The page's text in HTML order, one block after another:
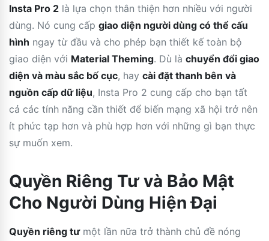
Insta Pro 2 là lựa chọn thân thiện hơn nhiều với người
dùng. Nó cung cấp giao diện người dùng có thể cấu
hình ngay từ đầu và cho phép bạn thiết kế toàn bộ
giao diện với Material Theming. Dù là chuyển đổi giao
diện và màu sắc bố cục, hay cài đặt thanh bên và
nguồn cấp dữ liệu, Insta Pro 2 cung cấp cho bạn tất
cả các tính năng cần thiết để biến mạng xã hội trở nên
ít phức tạp hơn và phù hợp hơn với những gì bạn thực
sự muốn xem.
Quyền Riêng Tư và Bảo Mật
Cho Người Dùng Hiện Đại
Quyền riêng tưmột lần nữa trở thành chủ đề nóng